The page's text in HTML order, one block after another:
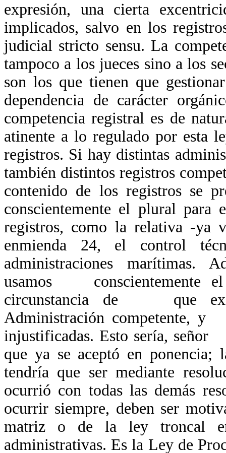
expresión, una cierta
implicados, salvo en los
judicial stricto sensu. La
tampoco a los jueces sino a los
son los que tienen que
dependencia de carácter
competencia registral es de
atinente a lo regulado por esta
registros. Si hay distintas
también distintos registros
contenido de los registros se
conscientemente el plural
registros, como la relativa -ya
enmienda 24, el control
administraciones marítimas.
usamos conscientemente
circunstancia de que
Administración competente, y
injustificadas. Esto sería, señor
que ya se aceptó en
tendría que ser mediante
ocurrió con todas las demás
ocurrir siempre, deben ser
matriz o de la ley troncal
administrativas. Es la Ley de